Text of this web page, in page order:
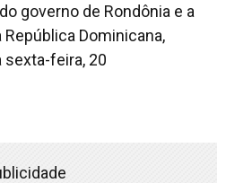
governo de Rondônia e a
Dominicana,
sexta-feira, 20